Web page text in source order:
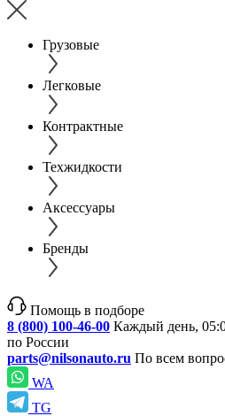
Грузовые
Легковые
Контрактные
Техжидкости
Аксессуары
Бренды
Помощь в подборе
8 (800) 100-46-00 Каждый день,
по России
parts@nilsonauto.ru По всем
WA
TG